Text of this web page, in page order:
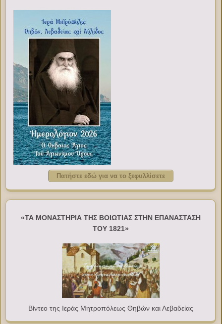
Πατήστε εδώ για να το ξεφυλλίσετε
«ΤΑ ΜΟΝΑΣΤΗΡΙΑ ΤΗΣ ΒΟΙΩΤΙΑΣ ΣΤΗΝ ΕΠΑΝΑΣΤΑΣΗ
ΤΟΥ 1821»
Βίντεο της Ιεράς Μητροπόλεως Θηβών και Λεβαδείας